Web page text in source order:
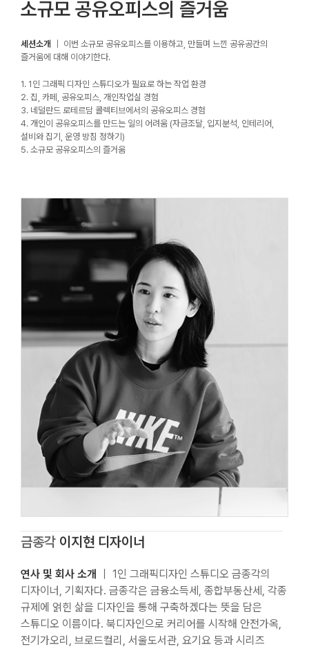
소규모 공유오피스의 즐거움
세션소개
｜ 이번 소규모 공유오피스를 이용하고, 만들며 느낀 공유공간의
즐거움에 대해 이야기한다.
1. 1인 그래픽 디자인 스튜디오가 필요로 하는 작업 환경
2. 집, 카페, 공유오피스, 개인작업실 경험
3. 네덜란드 로테르담 콜렉티브에서의 공유오피스 경험
4. 개인이 공유오피스를 만드는 일의 어려움 (자금조달, 입지분석, 인테리어,
설비와 집기, 운영 방침 정하기)
5. 소규모 공유오피스의 즐거움
금종각 이지현 디자이너
연사 및 회사 소개 ｜ 1인 그래픽디자인 스튜디오 금종각의
디자이너, 기획자다. 금종각은 금융소득세, 종합부동산세, 각종
규제에 얽힌 삶을 디자인을 통해 구축하겠다는 뜻을 담은
스튜디오 이름이다. 북디자인으로 커리어를 시작해 안전가옥,
전기가오리, 브로드컬리, 서울도서관, 요기요 등과 시리즈